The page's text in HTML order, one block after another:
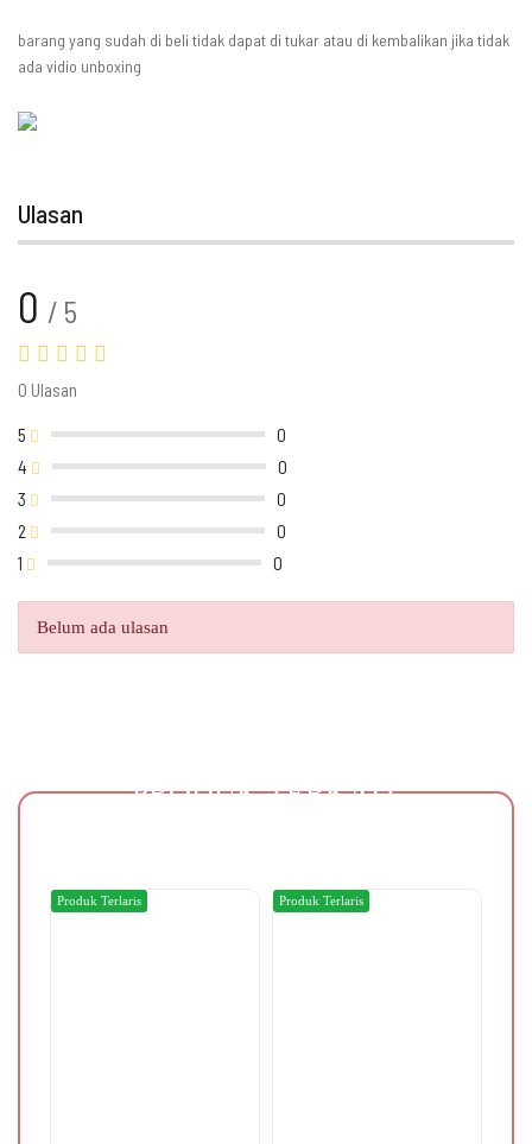
barang yang sudah di beli tidak dapat di tukar atau di kembalikan jika tidak
ada vidio unboxing
Ulasan
0 / 5
0 Ulasan
5
0
4
0
3
0
2
0
1
0
Belum ada ulasan
PRODUK TERKAIT
Produk Terlaris Produk Terlaris